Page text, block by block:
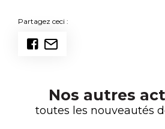
Partagez ceci :
Nos autres
toutes les nouveautés